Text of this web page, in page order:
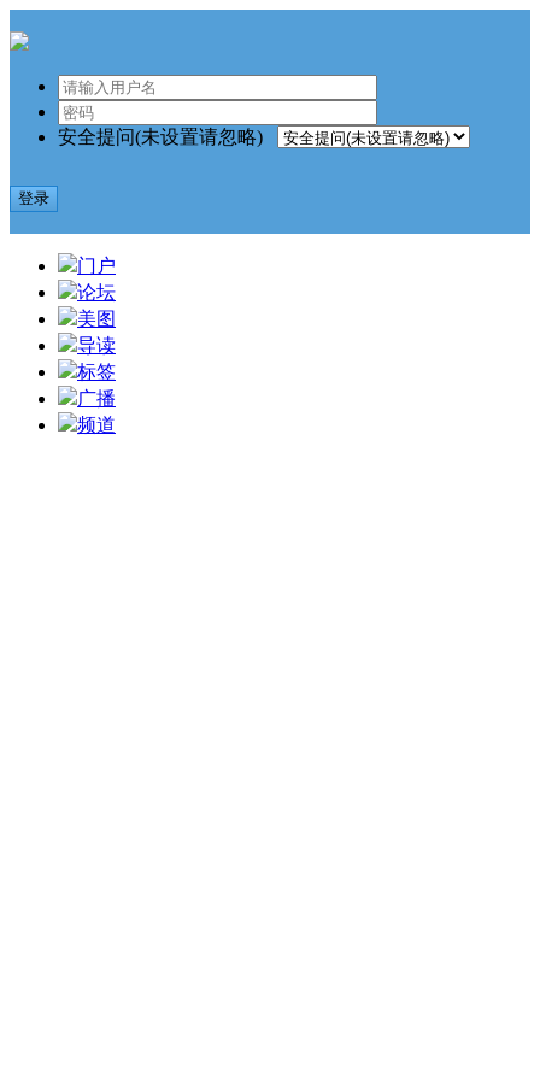
安全提问(未设置请忽略)
登录
门户
论坛
美图
导读
标签
广播
频道